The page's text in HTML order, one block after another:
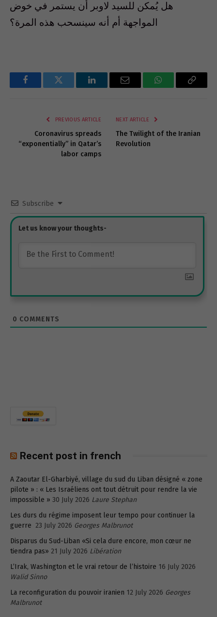
هل يُمكن للسيد لاوبر أن يستمر في خوض
المواجهة أم أنه سينسحب هذه المرة؟
FacebookTwitter LinkedInEmail WhatsAppCopy
PREVIOUS ARTICLE
Coronavirus spreads
“exponentially” in Qatar’s
labor camps
NEXT ARTICLE
The Twilight of the Iranian
Revolution
Subscribe
0 COMMENTS
Recent post in french
A Zaoutar El-Gharbiyé, village du sud du Liban désigné « zone
pilote » : « Les Israéliens ont tout détruit pour rendre la vie
impossible » 30 July 2026 Laure Stephan
Les durs du régime imposent leur tempo pour continuer la
guerre 23 July 2026 Georges Malbrunot
Disparus du Sud-Liban «Si cela dure encore, mon cœur ne
tiendra pas» 21 July 2026 Libération
L’Irak, Washington et le vrai retour de l’histoire 16 July 2026
Walid Sinno
La reconfiguration du pouvoir iranien 12 July 2026 Georges
Malbrunot